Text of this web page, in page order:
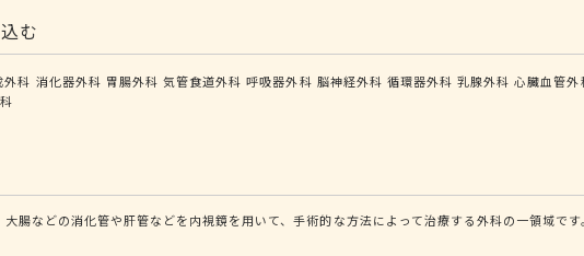
む
外科 消化器外科 胃腸外科 気管食道外科 呼吸器外科 脳神経外科 循環器外科 乳腺外科 心臓血管外
腸などの消化管や肝管などを内視鏡を用いて、手術的な方法によって治療する外科の一領域で